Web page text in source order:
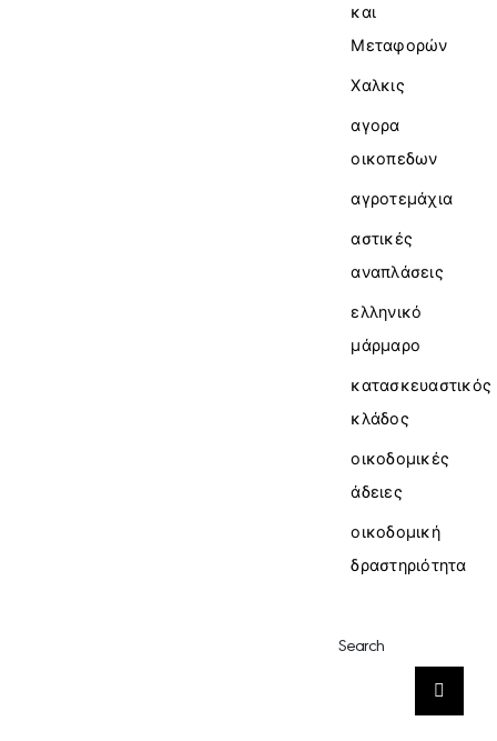
και
Μεταφορών
Χαλκις
αγορα
οικοπεδων
αγροτεμάχια
αστικές
αναπλάσεις
ελληνικό
μάρμαρο
κατασκευαστικός
κλάδος
οικοδομικές
άδειες
οικοδομική
δραστηριότητα
Search
Αναζήτηση